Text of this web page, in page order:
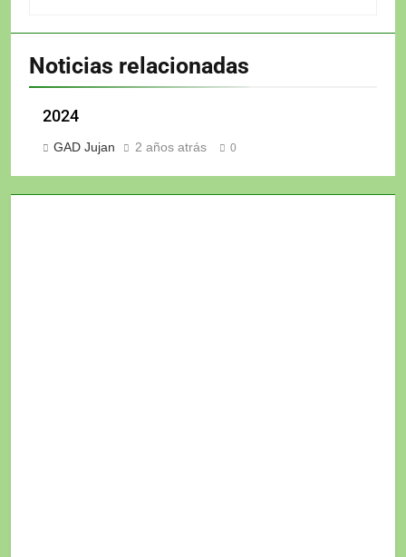
Noticias relacionadas
2024
GAD Jujan 2 años atrás 0